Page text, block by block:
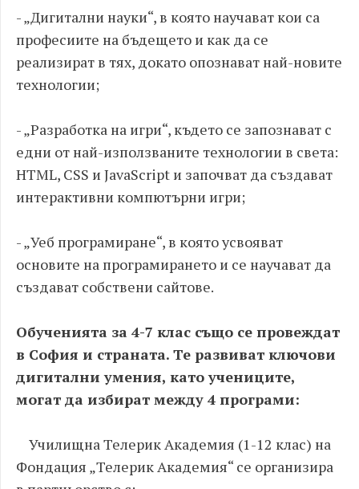
- „Дигитални науки“, в която научават кои са
професиите на бъдещето и как да се
реализират в тях, докато опознават най-новите
технологии;
- „Разработка на игри“, където се запознават с
едни от най-използваните технологии в света:
HTML, CSS и JavaScript и започват да създават
интерактивни компютърни игри;
- „Уеб програмиране“, в която усвояват
основите на програмирането и се научават да
създават собствени сайтове.
Обученията за 4-7 клас също се провеждат
в София и страната. Те развиват ключови
дигитални умения, като учениците,
могат да избират между 4 програми:
Училищна Телерик Академия (1-12 клас) на
Фондация „Телерик Академия“ се организира